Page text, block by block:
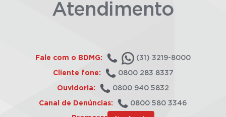
Atendimento
Fale com o BDMG: (31) 3219-8000
Cliente fone: 0800 283 8337
Ouvidoria: 0800 940 5832
Canal de Denúncias: 0800 580 3346